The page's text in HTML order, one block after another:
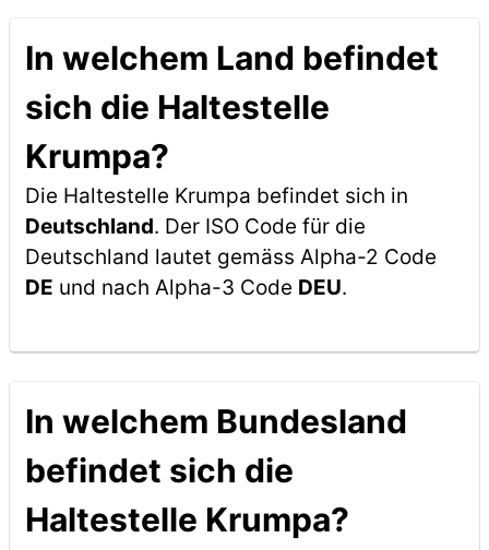
In welchem Land befindet
sich die Haltestelle
Krumpa?
Die Haltestelle Krumpa befindet sich in
Deutschland. Der ISO Code für die
Deutschland lautet gemäss Alpha-2 Code
DE und nach Alpha-3 Code DEU.
In welchem Bundesland
befindet sich die
Haltestelle Krumpa?